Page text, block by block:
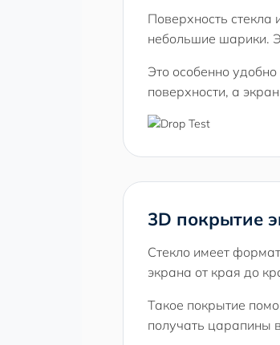
Поверхность стекла
небольшие шарики.
Это особенно
поверхности, а
3D покрытие
Стекло имеет
экрана от края до
Такое покрытие
получать царапины